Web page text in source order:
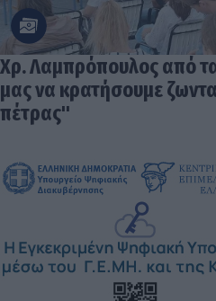
Χρ. Λαμπρόπουλος από
μας να κρατήσουμε
πέτρας"